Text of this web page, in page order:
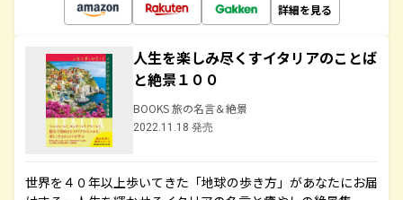
詳細を見る
人生を楽しみ尽くすイタリアのことば
と絶景１００
BOOKS 旅の名言＆絶景
2022.11.18 発売
世界を４０年以上歩いてきた「地球の歩き方」があなたにお届